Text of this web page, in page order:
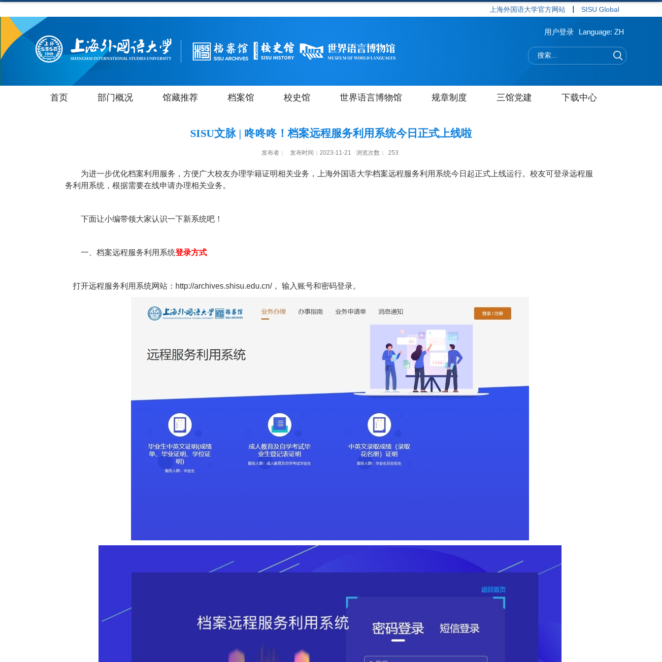
上海外国语大学官方网站 SISU Global
用户登录 Language: ZH
首页 部门概况 馆藏推荐 档案馆 校史馆 世界语言博物馆 规章制度 三馆党建 下载中心
SISU文脉 | 咚咚咚！档案远程服务利用系统今日正式上线啦
发布者： 发布时间：2023-11-21 浏览次数： 253
为进一步优化档案利用服务，方便广大校友办理学籍证明相关业务，上海外国语大学档案远程服务利用系统今日起正式上线运行。校友可登录远程服
务利用系统，根据需要在线申请办理相关业务。
下面让小编带领大家认识一下新系统吧！
一、 档案远程服务利用系统登录方式
打开远程服务利用系统网站 ： http://archives.shisu.edu.cn/， 输入账号和密码登录。